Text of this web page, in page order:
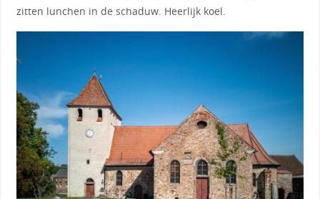
zitten lunchen in de schaduw. Heerlijk koel.